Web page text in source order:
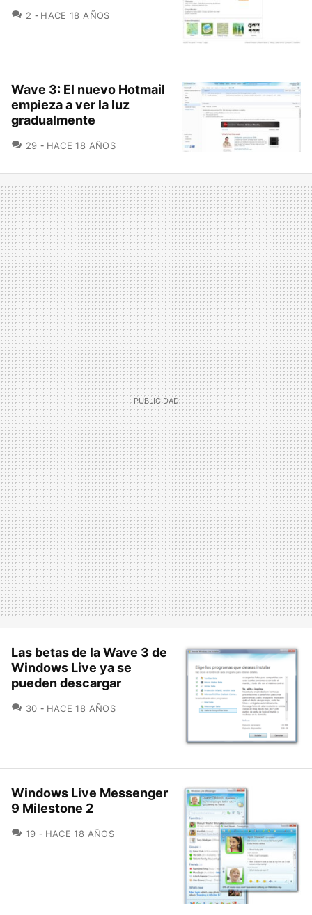
2 COMENTARIOS
HACE 18 AÑOS
Wave 3: El nuevo Hotmail
empieza a ver la luz
gradualmente
29 COMENTARIOS
HACE 18 AÑOS
Las betas de la Wave 3 de
Windows Live ya se
pueden descargar
30 COMENTARIOS
HACE 18 AÑOS
Windows Live Messenger
9 Milestone 2
19 COMENTARIOS
HACE 18 AÑOS